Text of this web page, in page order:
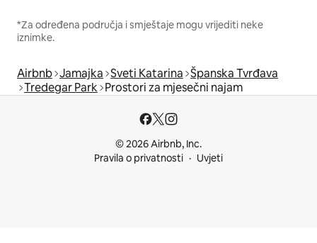
*Za određena područja i smještaje mogu vrijediti neke
iznimke.
Airbnb Jamajka Sveti Katarina Španska Tvrđava
Tredegar Park Prostori za mjesečni najam
© 2026 Airbnb, Inc.
Pravila o privatnosti
Uvjeti